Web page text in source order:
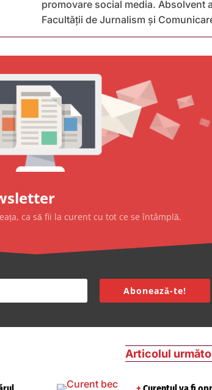
promovare social media. Absolvent
Facultății de Jurnalism și
ca să fii la curent cu tot ce se întâmplă.
Abonează-te!
Articolul